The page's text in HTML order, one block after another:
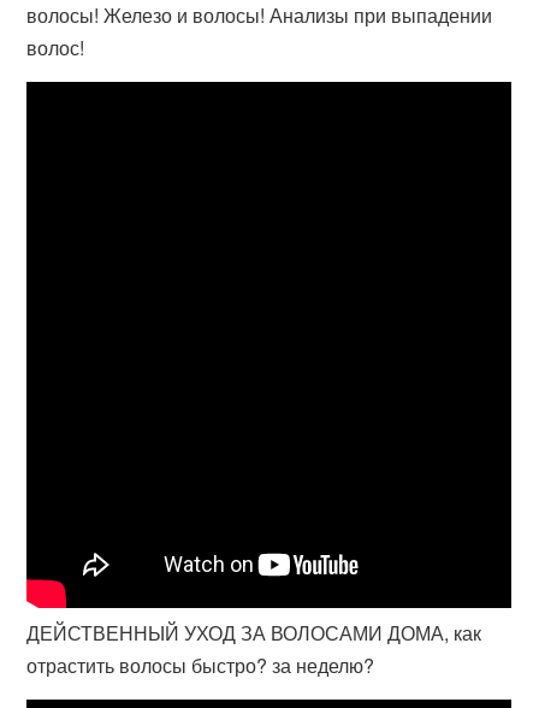
волосы! Железо и волосы! Анализы при выпадении
волос!
ДЕЙСТВЕННЫЙ УХОД ЗА ВОЛОСАМИ ДОМА, как
отрастить волосы быстро? за неделю?